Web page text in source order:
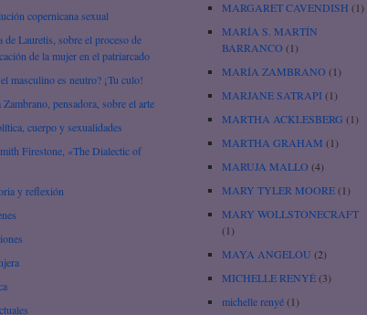
copernicana sexual
de Lauretis, sobre el proceso de
de la mujer en el patriarcado
masculino es neutro? ¡Tu culo!
pensadora, sobre el arte
cuerpo y sexualidades
Firestone, «The Dialectic of
y reflexión
MARGARET CAVENDISH (1)
MARÍA S. MARTÍN
BARRANCO (1)
MARÍA ZAMBRANO (1)
MARJANE SATRAPI (1)
MARTHA ACKLESBERG (1)
MARTHA GRAHAM (1)
MARUJA MALLO (4)
MARY TYLER MOORE(1)
MARY WOLLSTONECRAFT
(1)
MAYA ANGELOU (2)
MICHELLE RENYÉ(3)
michelle renyé(1)